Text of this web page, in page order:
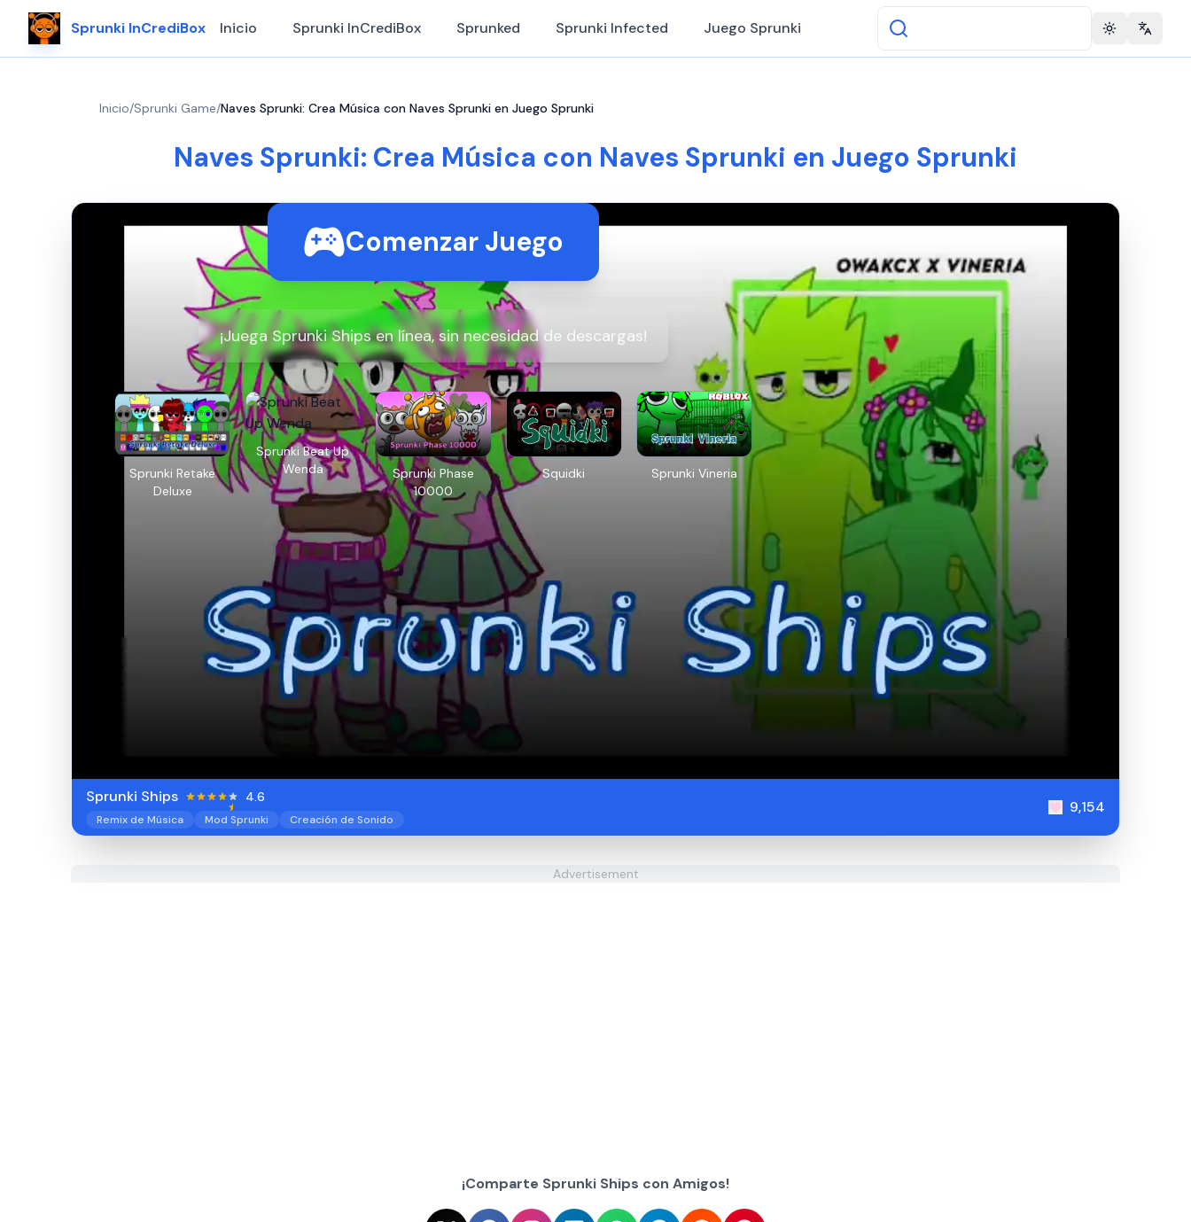
Sprunki InCrediBox Inicio Sprunki InCrediBox Sprunked Sprunki Infected Juego Sprunki Toggle theme
Inicio/Sprunki Game/Naves Sprunki: Crea Música con Naves Sprunki en Juego Sprunki
Naves Sprunki: Crea Música con Naves Sprunki en Juego Sprunki
Comenzar Juego
¡Juega Sprunki Ships en línea, sin necesidad de descargas!
Sprunki Retake
Deluxe
Sprunki Beat Up
Wenda
Sprunki Phase
10000
Squidki Sprunki Vineria
Sprunki Ships 4.6
Remix de Música Mod Sprunki Creación de Sonido
9,154
Advertisement
¡Comparte Sprunki Ships con Amigos!